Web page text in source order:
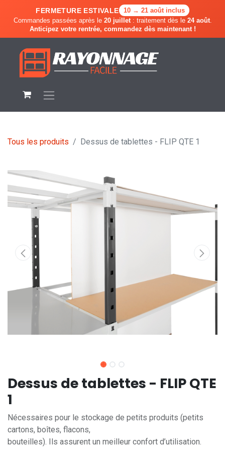
FERMETURE ESTIVALE
10 → 21 août inclus
Commandes passées après le 20 juillet: traitement dès le 24 août.
Anticipez votre rentrée, commandez dès maintenant !
Tous les produits Dessus de tablettes - FLIP QTE 1
Dessus de tablettes - FLIP QTE
1
Nécessaires pour le stockage de petits produits (petits
cartons, boîtes, flacons,
bouteilles). Ils assurent un meilleur confort d’utilisation.